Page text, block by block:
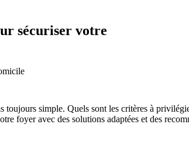
sécuriser votre
simple. Quels sont les critères à
foyer avec des solutions adaptées et des